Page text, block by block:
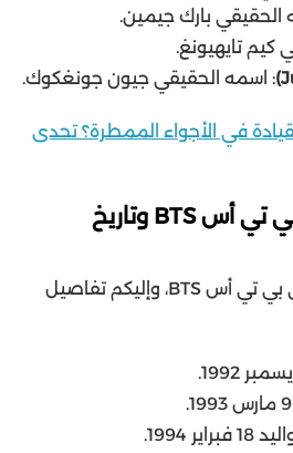
الحقيقي بارك جيمين.
كيم تايهيونغ.
: اسمه الحقيقي جيون جونغكوك.
في الأجواء الممطرة؟ تحدى
أعمار الأعضاء في بي تي أس BTS وتاريخ
تختلف أعمار الأعضاء في بي تي أس BTS، وإليكم تفاصيل
1994.